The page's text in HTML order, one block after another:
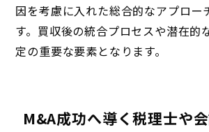
因を考慮に入れた総合的なアプロー
す。買収後の統合プロセスや潜在的
定の重要な要素となります。
M&A成功へ導く税理士や